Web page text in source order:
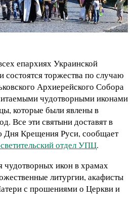
епархиях Украинской
состоятся торжества по случаю
Архиерейского Собора
чудотворными иконами
которые были явлены в
Все эти святыни доставят в
Дня Крещения Руси, сообщает
отдел УПЦ.
икон в храмах
литургии, акафисты
с прошениями о Церкви и